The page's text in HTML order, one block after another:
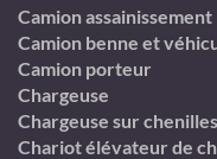
Camion assainissement
Camion benne et
Camion porteur
Chargeuse
Chargeuse sur chenilles
Chariot élévateur de